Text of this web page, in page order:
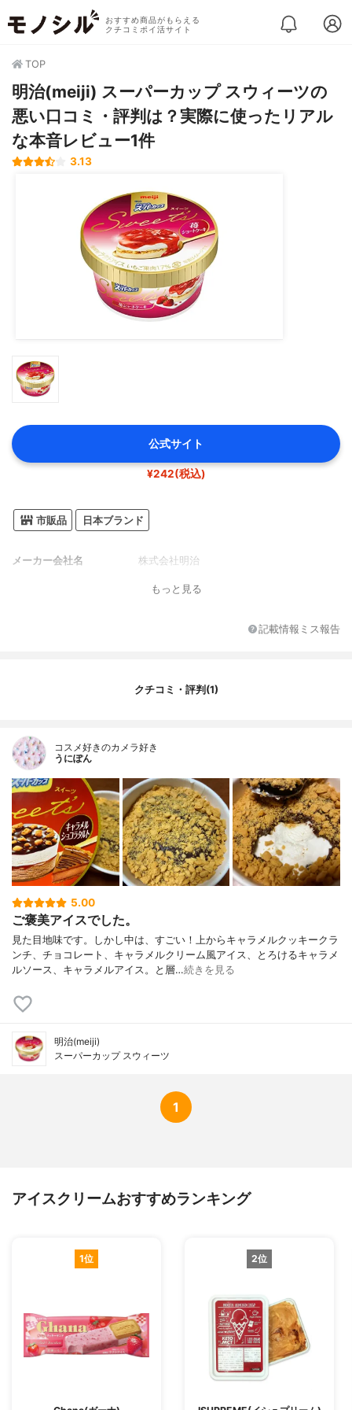
おすすめ商品がもらえる
クチコミポイ活サイト
TOP
明治(meiji) スーパーカップ スウィーツの
悪い口コミ・評判は？実際に使ったリアル
な本音レビュー1件
3.13
公式サイト
¥242(税込)
市販品 日本ブランド
メーカー会社名 株式会社明治
もっと見る
記載情報ミス報告
クチコミ・評判(1)
コスメ好きのカメラ好き
うにぽん
5.00
ご褒美アイスでした。
見た目地味です。しかし中は、すごい！上からキャラメルクッキークラ
ンチ、チョコレート、キャラメルクリーム風アイス、とろけるキャラメ
ルソース、キャラメルアイス。と層…続きを見る
明治(meiji)
スーパーカップ スウィーツ
1
アイスクリームおすすめランキング
1位 2位